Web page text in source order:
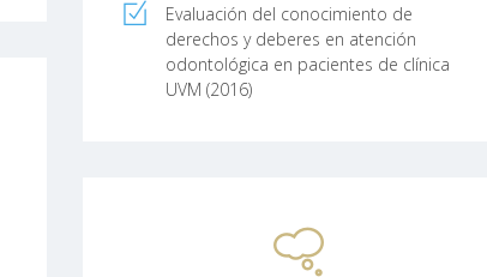
Evaluación del conocimiento de
derechos y deberes en atención
odontológica en pacientes de clínica
UVM (2016)